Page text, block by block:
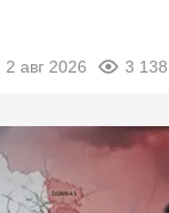
2 авг 2026 3 138